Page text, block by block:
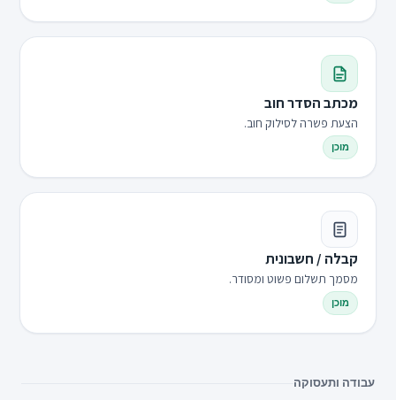
מכתב הסדר חוב
הצעת פשרה לסילוק חוב.
מוכן
קבלה / חשבונית
מסמך תשלום פשוט ומסודר.
מוכן
עבודה ותעסוקה